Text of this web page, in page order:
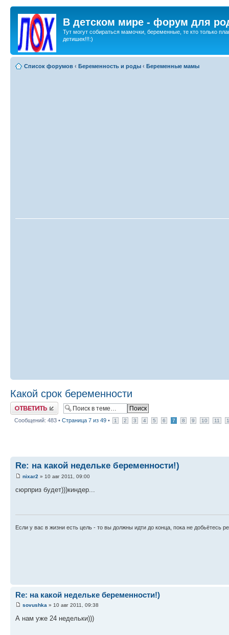
В детском мире - форум для
Тут могут собираться мамочки, беременные, те кто только
детишек!!!:)
Список форумов ‹ Беременность и роды ‹ Беременные мамы
Какой срок беременности
Ответить
Сообщений: 483 • Страница 7 из 49 • 1 2 3 4 5 6 7 8 9 10 11
Re: на какой недельке беременности!)
nixar2 » 10 авг 2011, 09:00
сюрприз будет)))киндер...
Если у вас в жизни есть цель - то вы должны идти до конца, пока не добьётесь
Re: на какой недельке беременности!)
sovushka » 10 авг 2011, 09:38
А нам уже 24 недельки)))